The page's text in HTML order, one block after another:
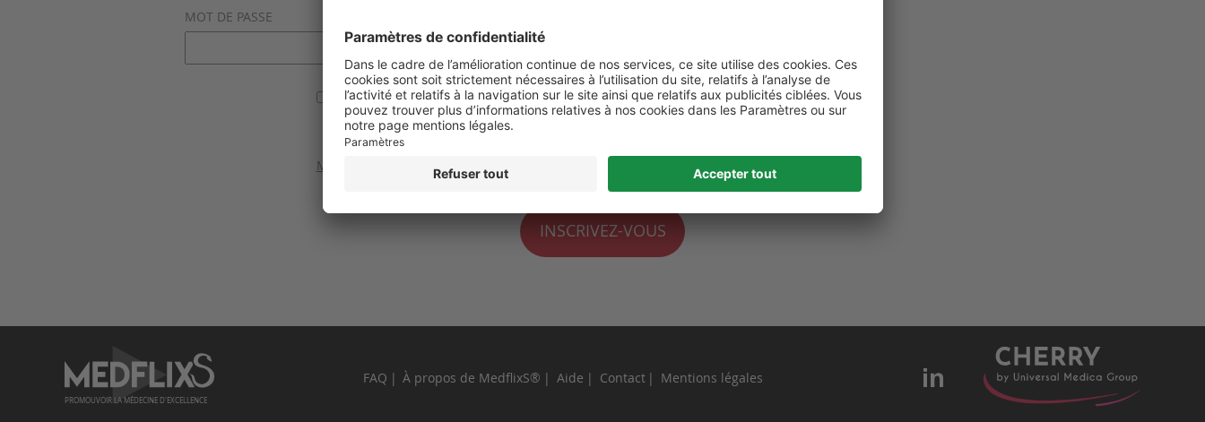
MOT DE PASSE
Se souvenir de moi
Valider
Mot de passe perdu ?
INSCRIVEZ-VOUS
PROMOUVOIR LA MÉDECINE D'EXCELLENCE
FAQ À propos de MedflixS® Aide Contact Mentions légales